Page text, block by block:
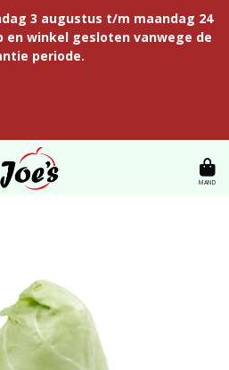
3 augustus t/m maandag 24
en winkel gesloten vanwege de
periode.
MAND